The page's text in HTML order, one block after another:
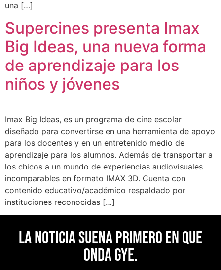
una […]
Supercines presenta Imax
Big Ideas, una nueva forma
de aprendizaje para los
niños y jóvenes
Imax Big Ideas, es un programa de cine escolar
diseñado para convertirse en una herramienta de apoyo
para los docentes y en un entretenido medio de
aprendizaje para los alumnos. Además de transportar a
los chicos a un mundo de experiencias audiovisuales
incomparables en formato IMAX 3D. Cuenta con
contenido educativo/académico respaldado por
instituciones reconocidas […]
La noticia suena primero en Que
Onda Gye.